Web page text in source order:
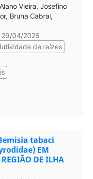
Vieira, Josefino
Bruna Cabral,
29/04/2026
de raízes
tabaci
EM
DE ILHA